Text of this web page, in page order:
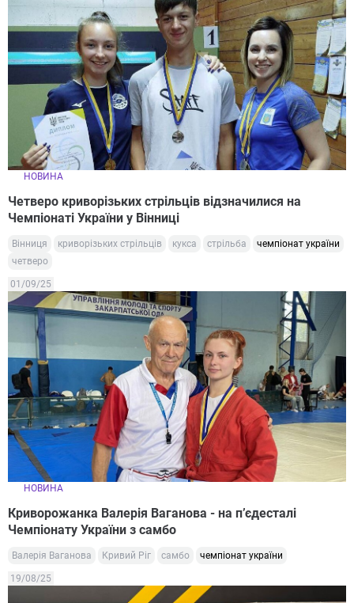
НОВИНА
Четверо криворізьких стрільців відзначилися на
Чемпіонаті України у Вінниці
Вінниця криворізьких стрільців кукса стрільба
чемпіонат україни
четверо
01/09/25
НОВИНА
Криворожанка Валерія Ваганова - на п’єдесталі
Чемпіонату України з самбо
Валерія Ваганова Кривий Ріг самбо чемпіонат україни
19/08/25